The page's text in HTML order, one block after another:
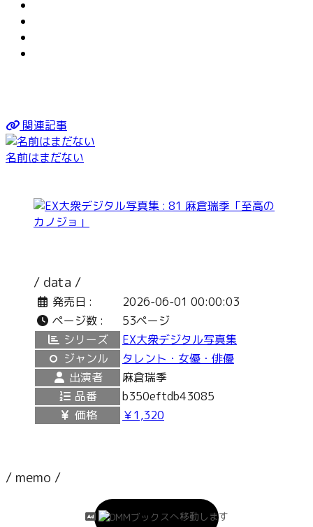
関連記事
名前はまだない
/ data /
発売日 :
2026-06-01 00:00:03
ページ数 :
53ページ
シリーズ
EX大衆デジタル写真集
ジャンル
タレント・女優・俳優
出演者
麻倉瑞季
品番
b350eftdb43085
価格
￥1,320
/ memo /
無料で試し読みへ移動します